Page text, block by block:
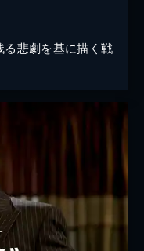
悲劇を基に描く戦